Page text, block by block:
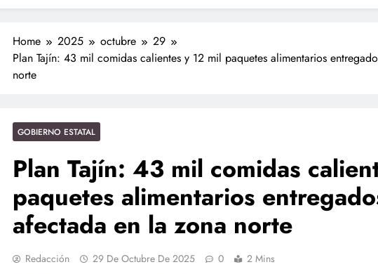
seguras: más de 982 elementos resguardan destinos turísticos
Home 2025 octubre
29
Plan Tajín: 43 mil comidas calientes y 12 mil paquetes alimentarios
norte
GOBIERNO ESTATAL
Plan Tajín: 43 mil comidas
paquetes alimentarios
afectada en la zona norte
Redacción 29 De Octubre De 2025 0 2 Mins